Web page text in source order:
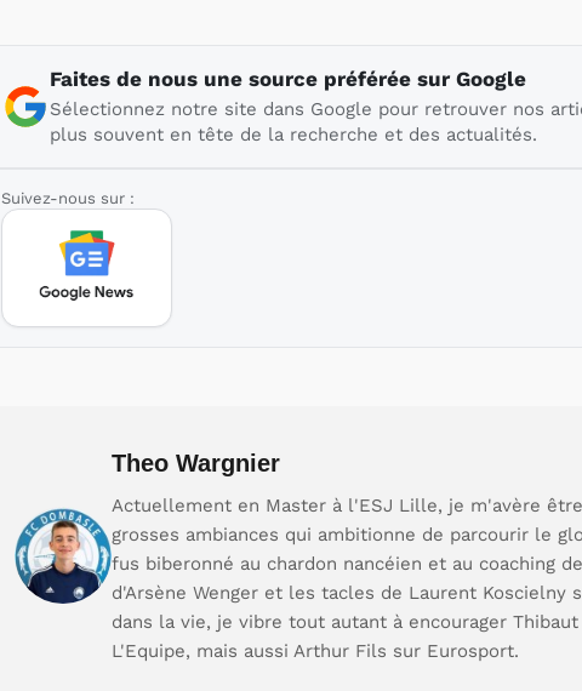
Faites de nous une source préférée sur Google
Sélectionnez notre site dans Google pour retrouver nos
plus souvent en tête de la recherche et des actualités.
Suivez-nous sur :
Theo Wargnier
Actuellement en Master à l'ESJ Lille, je m'avère
grosses ambiances qui ambitionne de parcourir le
fus biberonné au chardon nancéien et au coaching
d'Arsène Wenger et les tacles de Laurent
dans la vie, je vibre tout autant à encourager
L'Equipe, mais aussi Arthur Fils sur Eurosport.